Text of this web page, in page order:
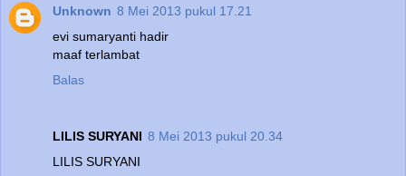
Unknown 8 Mei 2013 pukul 17.21
evi sumaryanti hadir
maaf terlambat
Balas
LILIS SURYANI 8 Mei 2013 pukul 20.34
LILIS SURYANI